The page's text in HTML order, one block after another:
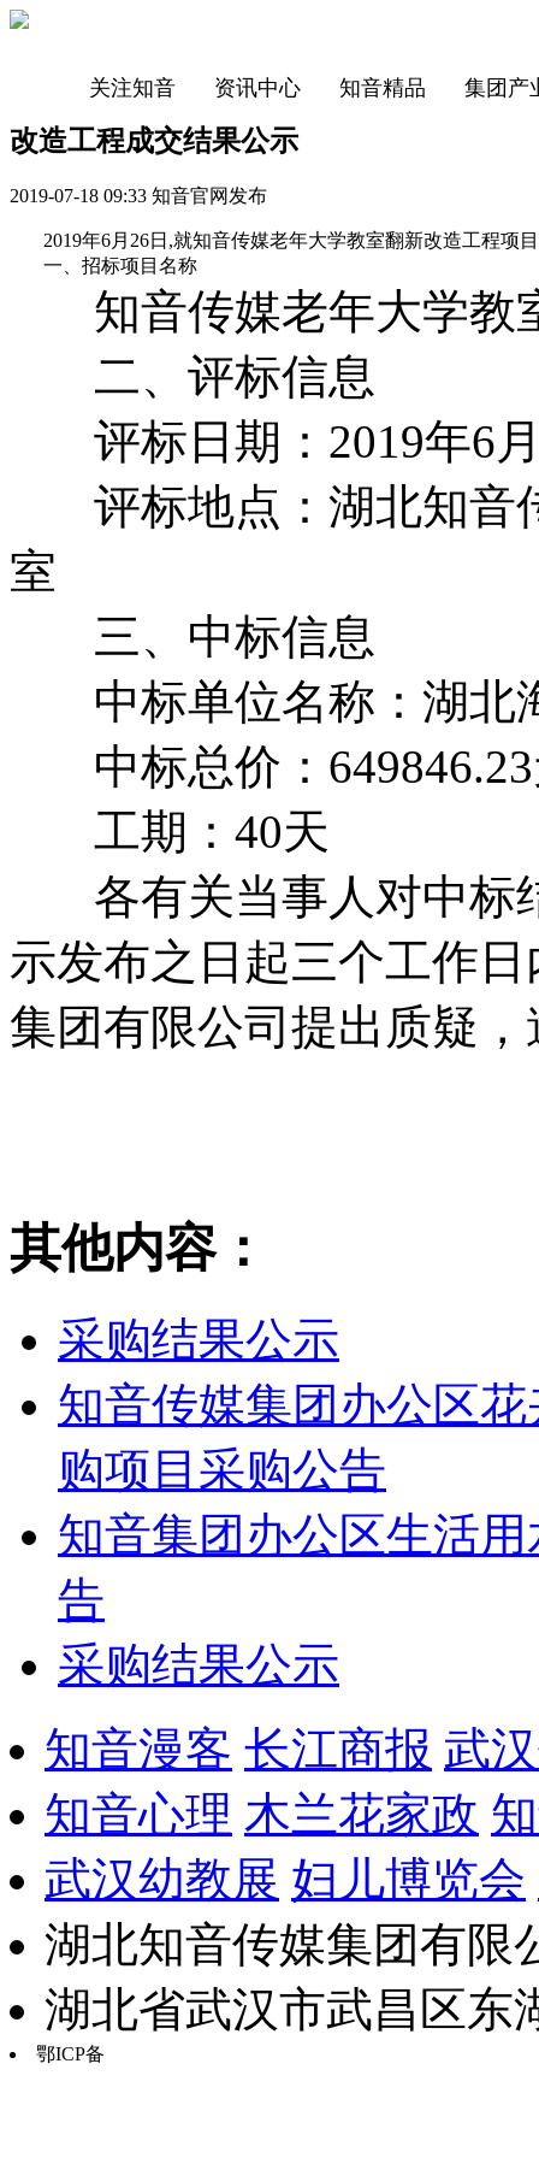
关注知音 资讯中心 知音精品 集团产
改造工程成交结果公示
2019-07-18 09:33 知音官网发布
2019年6月26日,就知音传媒老年大学教室翻新改造工程项
一、招标项目名称
知音传媒老年大学教
二、评标信息
评标日期：2019年6
评标地点：湖北知音
室
三、中标信息
中标单位名称：湖北
中标总价：
工期：40天
各有关当事人对中标
示发布之日起三个工作
集团有限公司提出质疑
其他内容：
采购结果公示
知音传媒集团办公区
购项目采购公告
知音集团办公区生活
告
采购结果公示
知音漫客 长江商报 武
知音心理 木兰花家政
武汉幼教展 妇儿博览会
湖北知音传媒集团有限
湖北省武汉市武昌区东
鄂ICP备